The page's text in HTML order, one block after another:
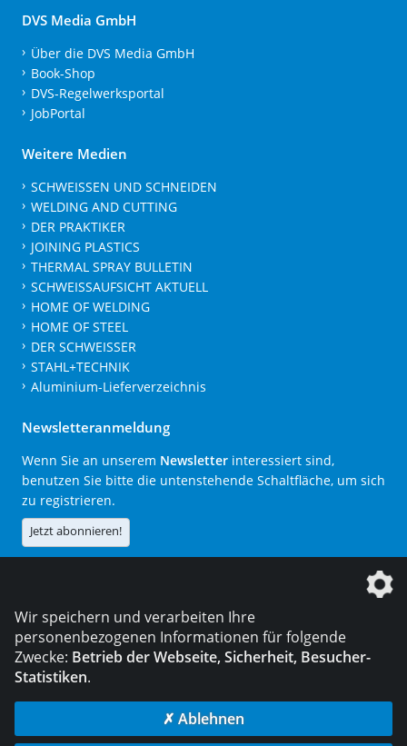
DVS Media GmbH
Über die DVS Media GmbH
Book-Shop
DVS-Regelwerksportal
JobPortal
Weitere Medien
SCHWEISSEN UND SCHNEIDEN
WELDING AND CUTTING
DER PRAKTIKER
JOINING PLASTICS
THERMAL SPRAY BULLETIN
SCHWEISSAUFSICHT AKTUELL
HOME OF WELDING
HOME OF STEEL
DER SCHWEISSER
STAHL+TECHNIK
Aluminium-Lieferverzeichnis
Newsletteranmeldung
Wenn Sie an unserem Newsletter interessiert sind,
benutzen Sie bitte die untenstehende Schaltfläche, um sich
zu registrieren.
Jetzt abonnieren!
Die DVS Media GmbH ist ein Unternehmen der
Wir speichern und verarbeiten Ihre
personenbezogenen Informationen für folgende
Zwecke: Betrieb der Webseite, Sicherheit, Besucher-
Statistiken.
✗ Ablehnen